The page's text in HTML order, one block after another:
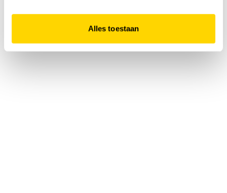
Alles toestaan